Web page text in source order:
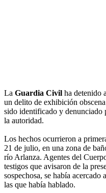
La Guardia Civil ha detenido
un delito de exhibición
sido identificado y denunciado
la autoridad.
Los hechos ocurrieron a
21 de julio, en una zona de
río Arlanza. Agentes del
testigos que avisaron de la
sospechosa, se había acercado
las que había hablado.